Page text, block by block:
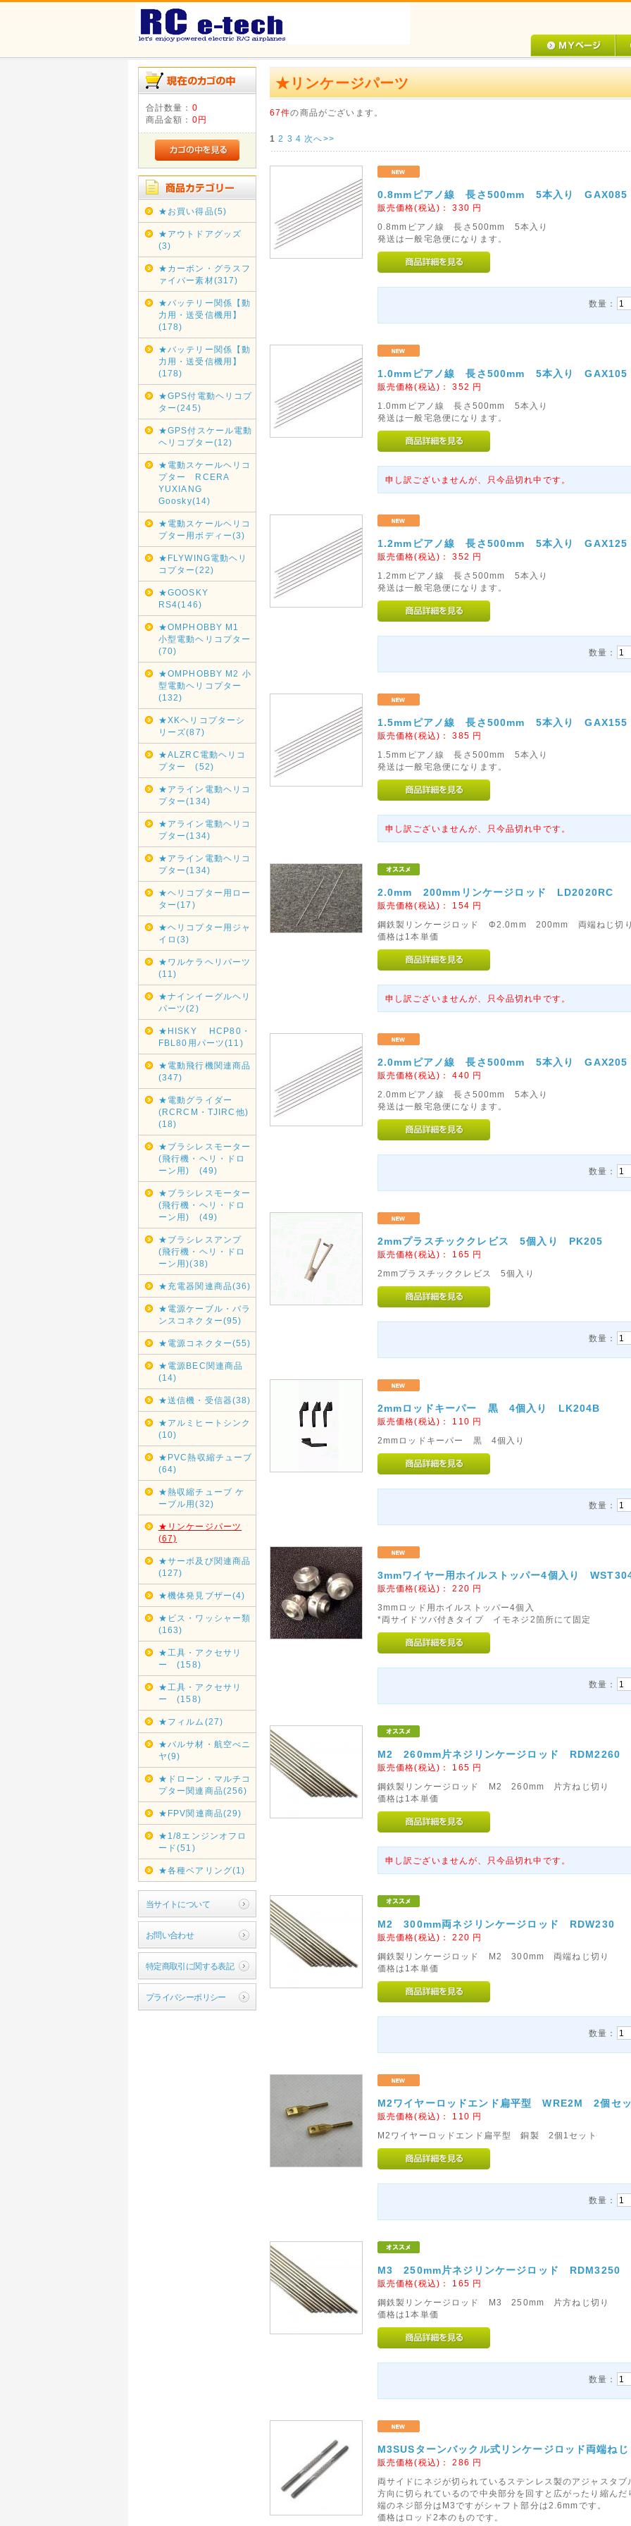
合計数量： 0
商品金額： 0円
★お買い得品(5)
★アウトドアグッズ
(3)
★カーボン・グラスフ
ァイバー素材(317)
★バッテリー関係【動
力用・送受信機用】
(178)
★バッテリー関係【動
力用・送受信機用】
(178)
★GPS付電動ヘリコプ
ター(245)
★GPS付スケール電動
ヘリコプター(12)
★電動スケールヘリコ
プター RCERA
YUXIANG
Goosky(14)
★電動スケールヘリコ
プター用ボディー(3)
★FLYWING電動ヘリ
コプター(22)
★GOOSKY
RS4(146)
★OMPHOBBY M1
小型電動ヘリコプター
(70)
★OMPHOBBY M2 小
型電動ヘリコプター
(132)
★XKヘリコプターシ
リーズ(87)
★ALZRC電動ヘリコ
プター (52)
★アライン電動ヘリコ
プター(134)
★アライン電動ヘリコ
プター(134)
★アライン電動ヘリコ
プター(134)
★ヘリコプター用ロー
ター(17)
★ヘリコプター用ジャ
イロ(3)
★ワルケラヘリパーツ
(11)
★ナインイーグルヘリ
パーツ(2)
★HISKY HCP80・
FBL80用パーツ(11)
★電動飛行機関連商品
(347)
★電動グライダー
(RCRCM・TJIRC他)
(18)
★ブラシレスモーター
(飛行機・ヘリ・ドロ
ーン用) (49)
★ブラシレスモーター
(飛行機・ヘリ・ドロ
ーン用) (49)
★ブラシレスアンプ
(飛行機・ヘリ・ドロ
ーン用)(38)
★充電器関連商品(36)
★電源ケーブル・バラ
ンスコネクター(95)
★電源コネクター(55)
★電源BEC関連商品
(14)
★送信機・受信器(38)
★アルミヒートシンク
(10)
★PVC熱収縮チューブ
(64)
★熱収縮チューブ ケ
ーブル用(32)
★リンケージパーツ
(67)
★サーボ及び関連商品
(127)
★機体発見ブザー(4)
★ビス・ワッシャー類
(163)
★工具・アクセサリ
ー (158)
★工具・アクセサリ
ー (158)
★フィルム(27)
★バルサ材・航空べニ
ヤ(9)
★ドローン・マルチコ
プター関連商品(256)
★FPV関連商品(29)
★1/8エンジンオフロ
ード(51)
★各種ベアリング(1)
当サイトについて
お問い合わせ
特定商取引に関する表記
プライバシーポリシー
★リンケージパーツ
67件の商品がございます。
1 2 3 4 次へ>>
0.8mmピアノ線 長さ500mm 5本入り GAX085
販売価格(税込)：330 円
0.8mmピアノ線 長さ500mm 5本入り
発送は一般宅急便になります。
数量：
1.0mmピアノ線 長さ500mm 5本入り GAX105
販売価格(税込)：352 円
1.0mmピアノ線 長さ500mm 5本入り
発送は一般宅急便になります。
申し訳ございませんが、只今品切れ中です。
1.2mmピアノ線 長さ500mm 5本入り GAX125
販売価格(税込)：352 円
1.2mmピアノ線 長さ500mm 5本入り
発送は一般宅急便になります。
数量：
1.5mmピアノ線 長さ500mm 5本入り GAX155
販売価格(税込)：385 円
1.5mmピアノ線 長さ500mm 5本入り
発送は一般宅急便になります。
申し訳ございませんが、只今品切れ中です。
2.0mm 200mmリンケージロッド LD2020RC
販売価格(税込)： 154 円
鋼鉄製リンケージロッド Φ2.0mm 200mm 両端ねじ切
価格は1本単価
申し訳ございませんが、只今品切れ中です。
2.0mmピアノ線 長さ500mm 5本入り GAX205
販売価格(税込)：440 円
2.0mmピアノ線 長さ500mm 5本入り
発送は一般宅急便になります。
数量：
2mmプラスチッククレビス 5個入り PK205
販売価格(税込)： 165 円
2mmプラスチッククレビス 5個入り
数量：
2mmロッドキーパー 黒 4個入り LK204B
販売価格(税込)： 110 円
2mmロッドキーパー 黒 4個入り
数量：
3mmワイヤー用ホイルストッパー4個入り
販売価格(税込)：220 円
3mmロッド用ホイルストッパー4個入
*両サイドツバ付きタイプ イモネジ2箇所にて固定
数量：
M2 260mm片ネジリンケージロッド RDM2260
販売価格(税込)： 165 円
鋼鉄製リンケージロッド M2 260mm 片方ねじ切り
価格は1本単価
申し訳ございませんが、只今品切れ中です。
M2 300mm両ネジリンケージロッド RDW230
販売価格(税込)：220 円
鋼鉄製リンケージロッド M2 300mm 両端ねじ切り
価格は1本単価
数量：
M2ワイヤーロッドエンド扁平型 WRE2M 2個セ
販売価格(税込)： 110 円
M2ワイヤーロッドエンド扁平型 銅製 2個1セット
数量：
M3 250mm片ネジリンケージロッド RDM3250
販売価格(税込)： 165 円
鋼鉄製リンケージロッド M3 250mm 片方ねじ切り
価格は1本単価
数量：
M3SUSターンバックル式リンケージロッド両端
販売価格(税込)：286 円
両サイドにネジが切られているステンレス製のアジャスタ
方向に切られているので中央部分を回すと広がったり縮ん
端のネジ部分はM3ですがシャフト部分は2.6mmです。
価格はロッド2本のものです。